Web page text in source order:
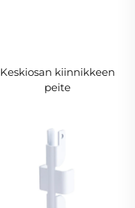
Keskiosan kiinnikkeen
peite